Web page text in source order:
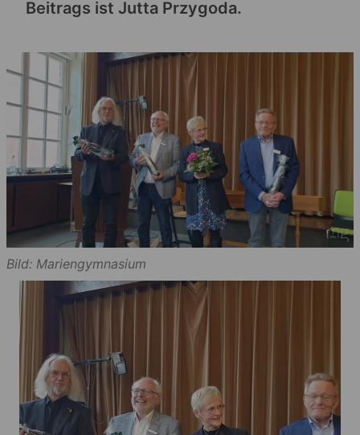
Beitrags ist Jutta Przygoda.
Bild: Mariengymnasium